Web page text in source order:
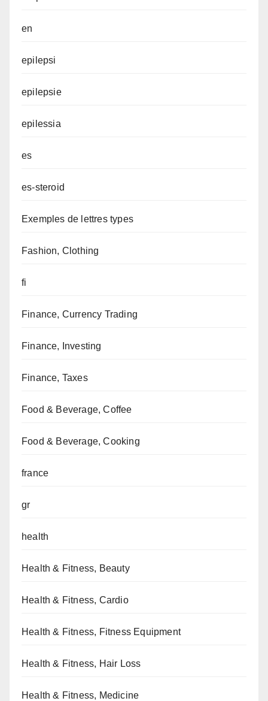
en
epilepsi
epilepsie
epilessia
es
es-steroid
Exemples de lettres types
Fashion, Clothing
fi
Finance, Currency Trading
Finance, Investing
Finance, Taxes
Food & Beverage, Coffee
Food & Beverage, Cooking
france
gr
health
Health & Fitness, Beauty
Health & Fitness, Cardio
Health & Fitness, Fitness Equipment
Health & Fitness, Hair Loss
Health & Fitness, Medicine